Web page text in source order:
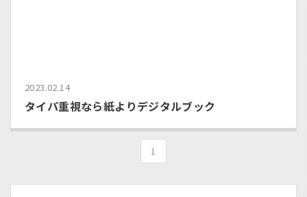
2023.02.14
タイパ重視なら紙よりデジタルブック
1